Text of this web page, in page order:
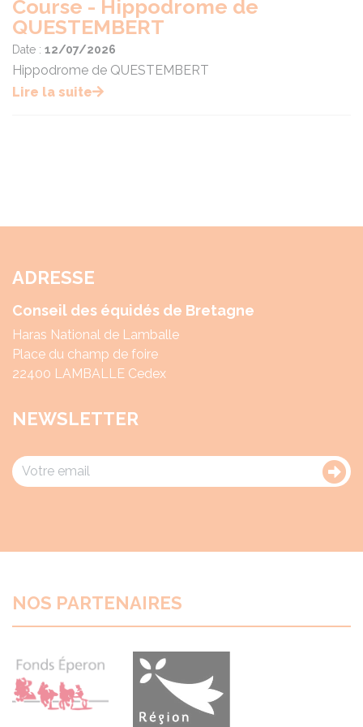
Course - Hippodrome de
QUESTEMBERT
Date : 12/07/2026
Hippodrome de QUESTEMBERT
Lire la suite
ADRESSE
Conseil des équidés de Bretagne
Haras National de Lamballe
Place du champ de foire
22400 LAMBALLE Cedex
NEWSLETTER
NOS PARTENAIRES